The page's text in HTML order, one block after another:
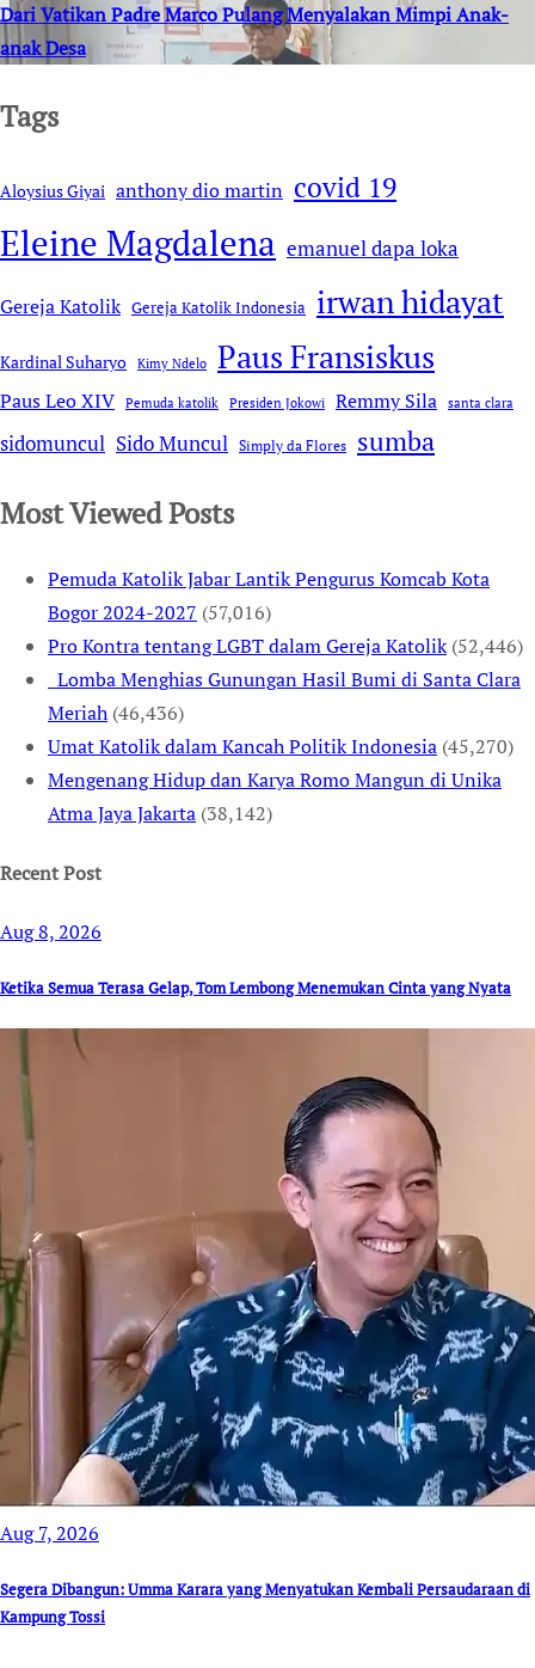
Dari Vatikan Padre Marco Pulang Menyalakan Mimpi Anak-
anak Desa
Tags
Aloysius Giyai anthony dio martin covid 19
Eleine Magdalena emanuel dapa loka
Gereja Katolik Gereja Katolik Indonesia irwan hidayat
Kardinal Suharyo Kimy Ndelo Paus Fransiskus
Paus Leo XIV Pemuda katolik Presiden Jokowi Remmy Sila santa clara
sidomuncul Sido Muncul Simply da Flores sumba
Most Viewed Posts
Pemuda Katolik Jabar Lantik Pengurus Komcab Kota
Bogor 2024-2027 (57,016)
Pro Kontra tentang LGBT dalam Gereja Katolik (52,446)
Lomba Menghias Gunungan Hasil Bumi di Santa Clara
Meriah (46,436)
Umat Katolik dalam Kancah Politik Indonesia (45,270)
Mengenang Hidup dan Karya Romo Mangun di Unika
Atma Jaya Jakarta (38,142)
Recent Post
Aug 8, 2026
Ketika Semua Terasa Gelap, Tom Lembong Menemukan Cinta yang Nyata
Aug 7, 2026
Segera Dibangun: Umma Karara yang Menyatukan Kembali Persaudaraan di
Kampung Tossi